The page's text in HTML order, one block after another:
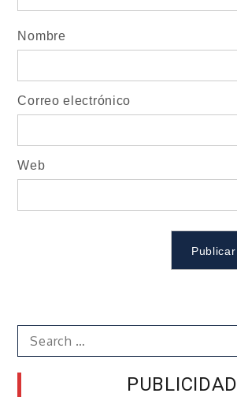
Nombre
Correo electrónico
Web
Search
for:
PUBLICIDAD